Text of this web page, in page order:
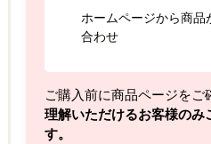
ホームページから商品
合わせ
ご購入前に商品ページをご
理解いただけるお客様のみ
す。